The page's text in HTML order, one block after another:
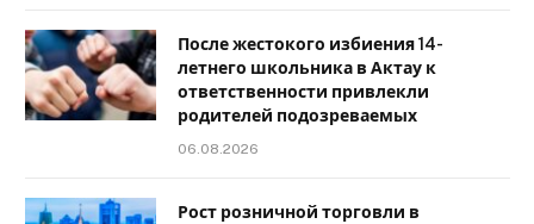
После жестокого избиения 14-
летнего школьника в Актау к
ответственности привлекли
родителей подозреваемых
06.08.2026
Рост розничной торговли в